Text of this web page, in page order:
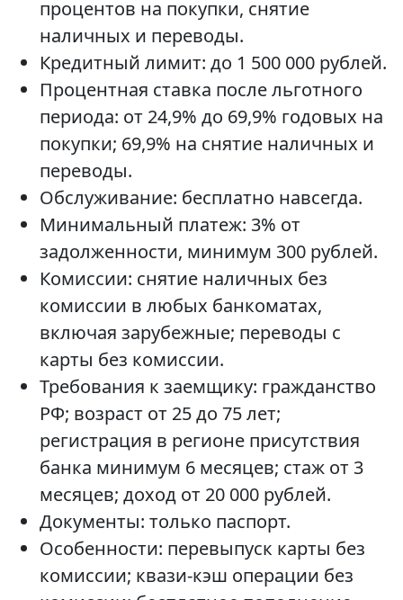
процентов на покупки, снятие
наличных и переводы.
Кредитный лимит: до 1 500 000 рублей.
Процентная ставка после льготного
периода: от 24,9% до 69,9% годовых на
покупки; 69,9% на снятие наличных и
переводы.
Обслуживание: бесплатно навсегда.
Минимальный платеж: 3% от
задолженности, минимум 300 рублей.
Комиссии: снятие наличных без
комиссии в любых банкоматах,
включая зарубежные; переводы с
карты без комиссии.
Требования к заемщику: гражданство
РФ; возраст от 25 до 75 лет;
регистрация в регионе присутствия
банка минимум 6 месяцев; стаж от 3
месяцев; доход от 20 000 рублей.
Документы: только паспорт.
Особенности: перевыпуск карты без
комиссии; квази-кэш операции без